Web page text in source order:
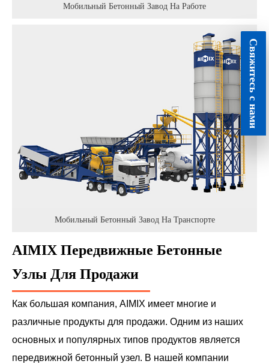
Мобильный Бетонный Завод На Работе
Мобильный Бетонный Завод На Транспорте
AIMIX Передвижные Бетонные
Узлы Для Продажи
Как большая компания, AIMIX имеет многие и
различные продукты для продажи. Одним из наших
основных и популярных типов продуктов является
передвижной бетонный узел. В нашей компании
Свяжитесь с нами